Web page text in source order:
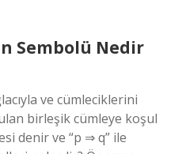
Sembolü Nedir
ve cümleciklerini
birleşik cümleye koşul
denir ve “p ⇒ q” ile